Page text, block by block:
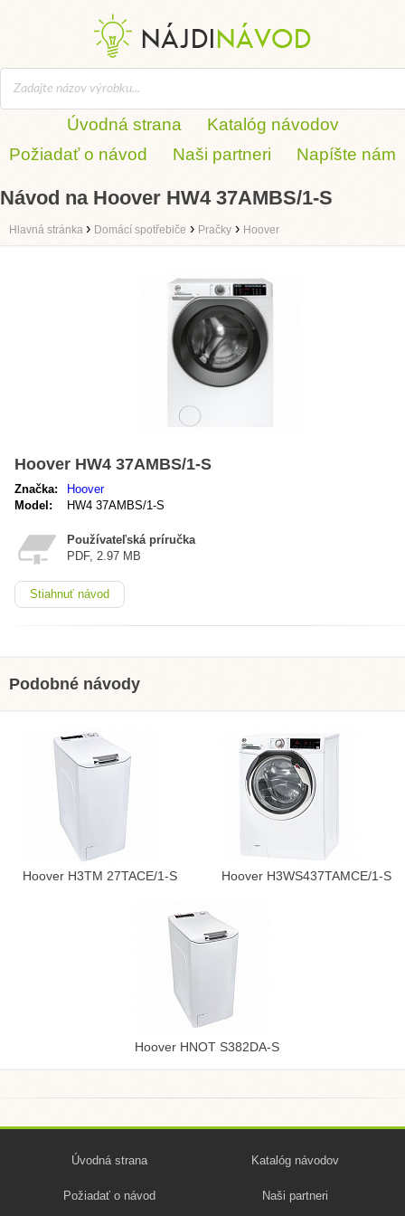
Úvodná strana
Katalóg návodov
Požiadať o návod
Naši partneri Napíšte nám
Návod na Hoover HW4 37AMBS/1-S
Hlavná stránka › Domácí spotřebiče › Pračky › Hoover
Hoover HW4 37AMBS/1-S
Značka:
Hoover
Model:
HW4 37AMBS/1-S
Používateľská príručka
PDF, 2.97 MB
Stiahnuť návod
Podobné návody
Hoover H3TM 27TACE/1-S Hoover H3WS437TAMCE/1-S
Hoover HNOT S382DA-S
Úvodná strana Katalóg návodov
Požiadať o návod Naši partneri